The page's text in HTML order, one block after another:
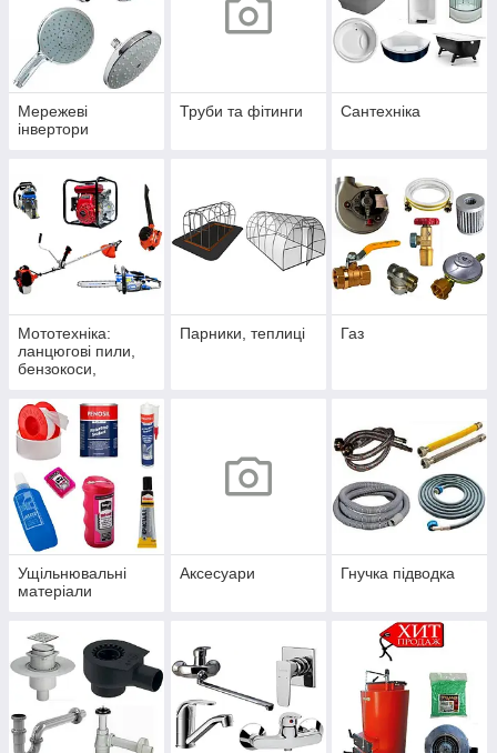
Мережеві
інвертори
Труби та фітинги Сантехніка
Мототехніка:
ланцюгові пили,
бензокоси,
повітродувки
Парники, теплиці Газ
Ущільнювальні
матеріали
Аксесуари Гнучка підводка